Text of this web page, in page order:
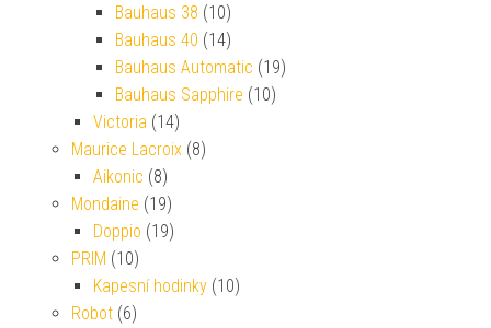
Bauhaus 38 (10)
Bauhaus 40 (14)
Bauhaus Automatic (19)
Bauhaus Sapphire (10)
Victoria (14)
Maurice Lacroix (8)
Aikonic (8)
Mondaine (19)
Doppio (19)
PRIM (10)
Kapesní hodinky (10)
Robot (6)